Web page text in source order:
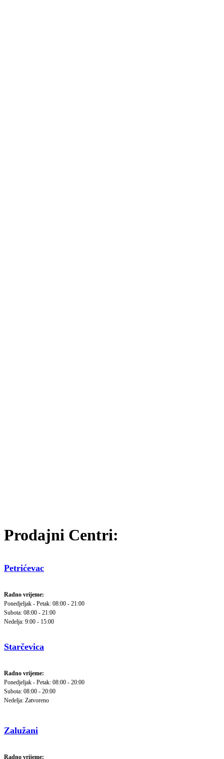
Prodajni Centri:
Petrićevac
Radno vrijeme:
Ponedjeljak - Petak: 08:00 - 21:00
Subota: 08:00 - 21:00
Nedelja: 9:00 - 15:00
Starčevica
Radno vrijeme:
Ponedjeljak - Petak: 08:00 - 20:00
Subota: 08:00 - 20:00
Nedelja: Zatvoreno
Zalužani
Radno vrijeme: